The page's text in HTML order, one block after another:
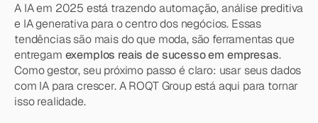
A IA em 2025 está trazendo automação, análise preditiva
e IA generativa para o centro dos negócios. Essas
tendências são mais do que moda, são ferramentas que
entregam exemplos reais de sucesso em empresas.
Como gestor, seu próximo passo é claro: usar seus dados
com IA para crescer. A ROQT Group está aqui para tornar
isso realidade.